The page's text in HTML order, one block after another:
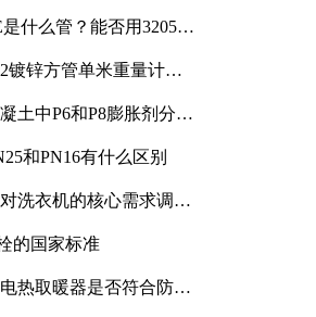
是什么管？能否用3205或
镀锌方管单米重量计算
土中P6和P8膨胀剂分别
和PN16有什么区别
洗衣机的核心需求调研
的国家标准
热取暖器是否符合防爆